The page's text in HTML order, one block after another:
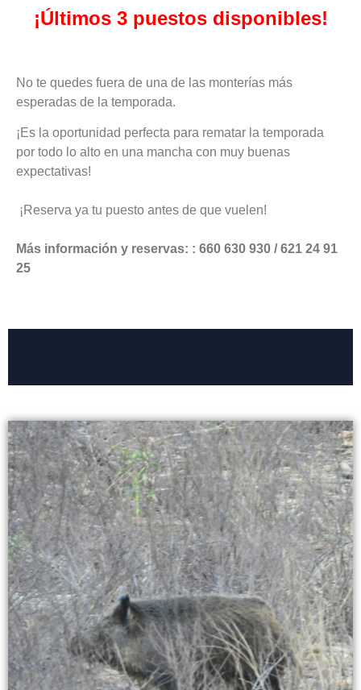
¡Últimos 3 puestos disponibles!
No te quedes fuera de una de las monterías más
esperadas de la temporada.
¡Es la oportunidad perfecta para rematar la temporada
por todo lo alto en una mancha con muy buenas
expectativas!
¡Reserva ya tu puesto antes de que vuelen!
Más información y reservas: : 660 630 930 / 621 24 91
25